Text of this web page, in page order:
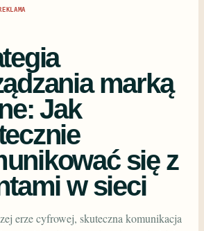
marką
Jak
się z
w sieci
erze cyfrowej, skuteczna komunikacja